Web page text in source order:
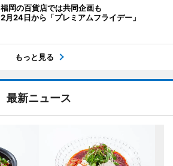
福岡の百貨店では共同企画も
2月24日から「プレミアムフライデー」
もっと見る
最新ニュース